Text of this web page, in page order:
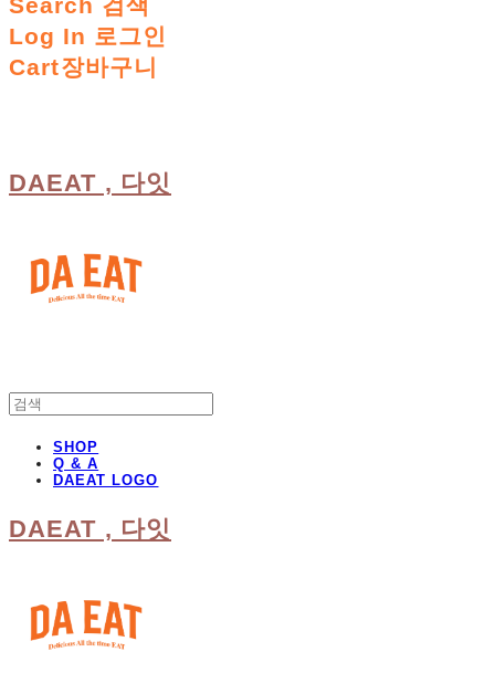
Log In 로그인
Cart장바구니
DAEAT , 다잇
SHOP
Q & A
DAEAT LOGO
DAEAT , 다잇